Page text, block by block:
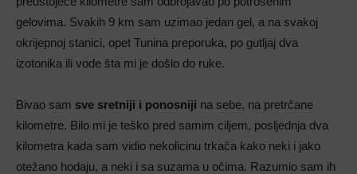
gelovima. Svakih 9 km sam uzimao jedan gel, a na svakoj
okrijepnoj stanici, opet Tunina preporuka, po gutljaj dva
izotonika ili vode šta mi je došlo do ruke.
Bivao sam sve sretniji i ponosniji na sebe, na pretrčane
kilometre. Bilo mi je teško pred samim ciljem, posljednja dva
kilometra kada sam vidio nekolicinu trkača kako neki i jako
otežano hodaju, a neki i sa suzama u očima. Razumio sam ih